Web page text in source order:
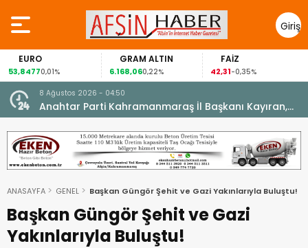
Giriş
Yap
EURO
53,84770,01%
GRAM ALTIN
6.168,060,22%
FAİZ
42,31-0,35%
8 Ağustos 2026 - 04:50
Anahtar Parti Kahramanmaraş İl Başkanı Kayıran,
Afşin Teşkilatı ile buluştu.
ANASAYFA GENEL Başkan Güngör Şehit ve Gazi Yakınlarıyla Buluştu!
Başkan Güngör Şehit ve Gazi
Yakınlarıyla Buluştu!